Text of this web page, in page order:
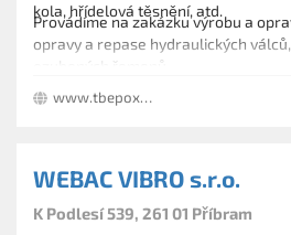
kola, hřídelová těsnění, atd.
Provádíme na zakázku výrobu a
opravy a repase hydraulických
ozubených řemenů.
www.tbepox.cz
WEBAC VIBRO s.r.o.
K Podlesí 539, 261 01 Příbram